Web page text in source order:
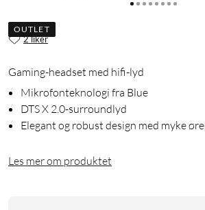
OUTLET
2 liker
Gaming-headset med hifi-lyd
Mikrofonteknologi fra Blue
DTS X 2.0-surroundlyd
Elegant og robust design med myke
Les mer om produktet